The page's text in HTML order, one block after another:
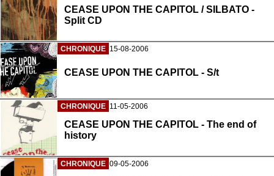
CEASE UPON THE CAPITOL / SILBATO -
Split CD
CHRONIQUE 15-08-2006
CEASE UPON THE CAPITOL - S/t
CHRONIQUE 11-05-2006
CEASE UPON THE CAPITOL - The end of
history
CHRONIQUE 09-05-2006